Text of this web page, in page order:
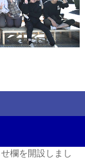
欄を開設しまし